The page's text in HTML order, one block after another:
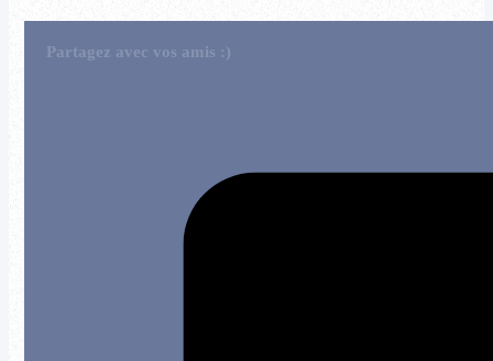
Partagez avec vos amis :)